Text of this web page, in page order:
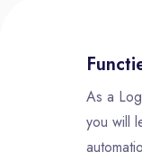
As a
you will